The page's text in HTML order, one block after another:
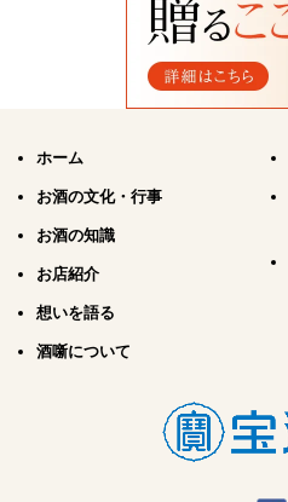
ホーム
お酒の文化・行事
お酒の知識
お店紹介
想いを語る
酒噺について